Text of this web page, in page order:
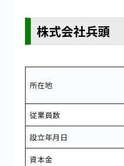
株式会社兵頭
所在地
従業員数
設立年月日
資本金